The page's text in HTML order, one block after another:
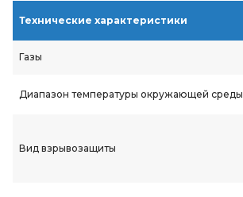
Технические характеристики
Газы
Диапазон температуры окружающей среды
Вид взрывозащиты